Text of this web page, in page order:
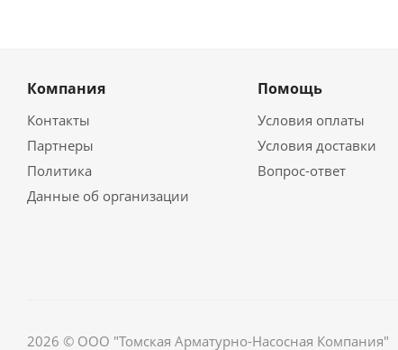
Компания
Контакты
Партнеры
Политика
Данные об организации
Помощь
Условия оплаты
Условия доставки
Вопрос-ответ
2026 © ООО "Томская Арматурно-Насосная Компания"